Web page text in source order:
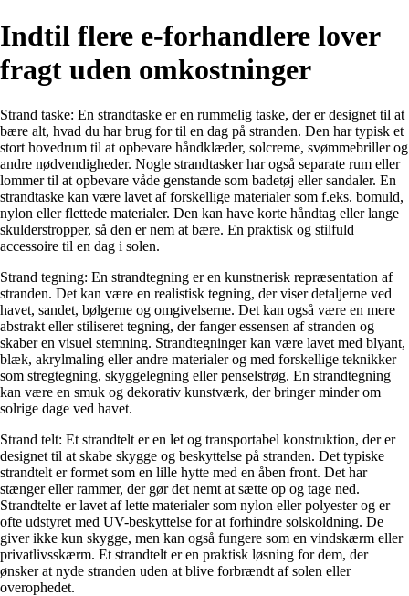
Indtil flere e-forhandlere lover
fragt uden omkostninger
Strand taske: En strandtaske er en rummelig taske, der er designet til at
bære alt, hvad du har brug for til en dag på stranden. Den har typisk et
stort hovedrum til at opbevare håndklæder, solcreme, svømmebriller og
andre nødvendigheder. Nogle strandtasker har også separate rum eller
lommer til at opbevare våde genstande som badetøj eller sandaler. En
strandtaske kan være lavet af forskellige materialer som f.eks. bomuld,
nylon eller flettede materialer. Den kan have korte håndtag eller lange
skulderstropper, så den er nem at bære. En praktisk og stilfuld
accessoire til en dag i solen.
Strand tegning: En strandtegning er en kunstnerisk repræsentation af
stranden. Det kan være en realistisk tegning, der viser detaljerne ved
havet, sandet, bølgerne og omgivelserne. Det kan også være en mere
abstrakt eller stiliseret tegning, der fanger essensen af stranden og
skaber en visuel stemning. Strandtegninger kan være lavet med blyant,
blæk, akrylmaling eller andre materialer og med forskellige teknikker
som stregtegning, skyggelegning eller penselstrøg. En strandtegning
kan være en smuk og dekorativ kunstværk, der bringer minder om
solrige dage ved havet.
Strand telt: Et strandtelt er en let og transportabel konstruktion, der er
designet til at skabe skygge og beskyttelse på stranden. Det typiske
strandtelt er formet som en lille hytte med en åben front. Det har
stænger eller rammer, der gør det nemt at sætte op og tage ned.
Strandtelte er lavet af lette materialer som nylon eller polyester og er
ofte udstyret med UV-beskyttelse for at forhindre solskoldning. De
giver ikke kun skygge, men kan også fungere som en vindskærm eller
privatlivsskærm. Et strandtelt er en praktisk løsning for dem, der
ønsker at nyde stranden uden at blive forbrændt af solen eller
overophedet.